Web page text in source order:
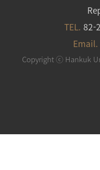
TEL. 82-
Email.
Copyright ⓒ Hankuk